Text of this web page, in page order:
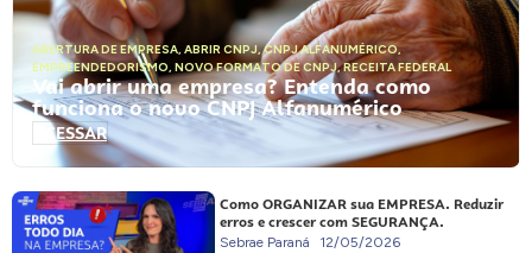
ABERTURA DE EMPRESA, ABRIR CNPJ,CNPJ ALFANUMÉRICO,
EMPREENDEDORISMO, NOVO FORMATO DE CNPJ,RECEITA FEDERAL
Vai abrir uma empresa? Entenda como
funciona o novo CNPJ Alfanumérico
ACESSAR
Como ORGANIZAR sua EMPRESA. Reduzir
erros e crescer com SEGURANÇA.
Sebrae Paraná 12/05/2026